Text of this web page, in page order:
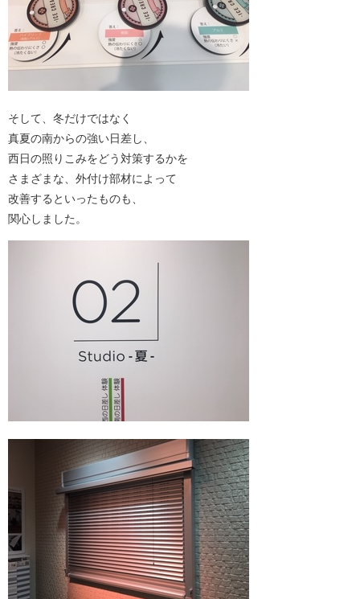
そして、冬だけではなく
真夏の南からの強い日差し、
西日の照りこみをどう対策するかを
さまざまな、外付け部材によって
改善するといったものも、
関心しました。